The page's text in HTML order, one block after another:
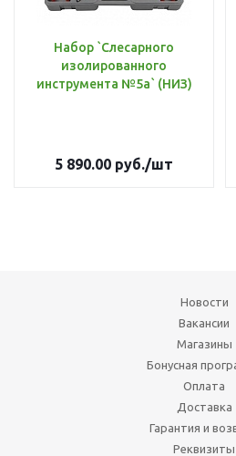
Набор `Слесарного
изолированного
инструмента №5а` (НИЗ)
5 890.00 руб./шт
Новости
Вакансии
Магазины
Бонусная
Оплата
Доставка
Гарантия и
Реквизиты